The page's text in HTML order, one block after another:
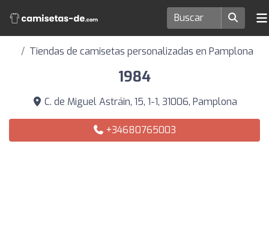
Tiendas de camisetas personalizadas en Pamplona
1984
C. de Miguel Astráin, 15, 1-1, 31006, Pamplona
+34680765003